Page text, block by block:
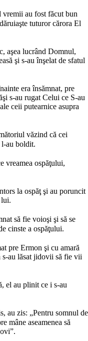
vremii au fost făcut bun
tuturor cărora El
aşea lucrând Domnul,
şi s-au înşelat de sfatul
era însămnat, pre
s-au rugat Celui ce S-au
ceii putearnice asupra
văzind că cei
l-au boldit.
vreamea ospăţului,
la ospăţ şi au poruncit
lui.
să fie voioşi şi să se
cinste a ospăţului.
pre Ermon şi cu amară
s-au lăsat jidovii să fie vii
el au plinit ce i s-au
au zis: „Pentru somnul de
mâne aseamenea să